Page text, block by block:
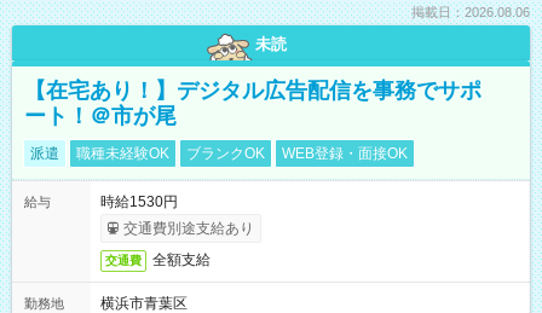
掲載日：2026.08.06
未読
【在宅あり！】デジタル広告配信を事務でサポ
ート！＠市が尾
派遣 職種未経験OK ブランクOK WEB登録・面接OK
給与
時給1530円
交通費別途支給あり
交通費 全額支給
勤務地
横浜市青葉区